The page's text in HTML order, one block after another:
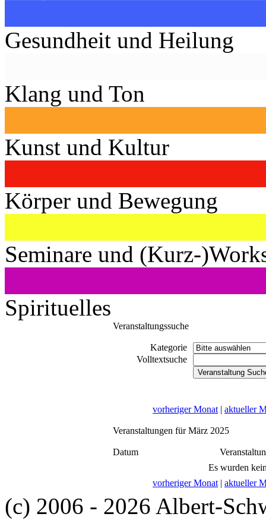
Gesundheit und Heilung
Klang und Ton
Kunst und Kultur
Körper und Bewegung
Seminare und (Kurz-
Spirituelles
Veranstaltungssuche
Kategorie
Volltextsuche
vorheriger Monat | aktueller
Veranstaltungen für März 2025
Datum
Es wurden
vorheriger Monat | aktueller
(c) 2006 - 2026 Albert-